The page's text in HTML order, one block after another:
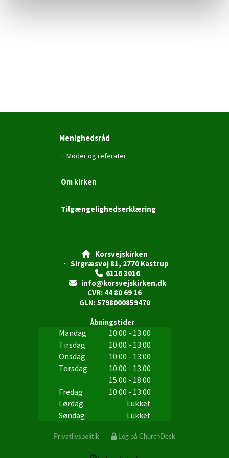
Menighedsråd
Møder og referater
Om kirken
Tilgængelighedserklæring
Korsvejskirken
· Sirgræsvej 81, 2770 Kastrup
 6116 3016

info@korsvejskirken.dk
CVR: 44 80 69 16
GLN: 5798000859470
Åbningstider
Mandag
10:00 - 13:00
Tirsdag
10:00 - 13:00
Onsdag
10:00 - 13:00
Torsdag
10:00 - 13:00
15:00 - 18:00
Fredag
10:00 - 13:00
Lørdag
Lukket
Søndag
Lukket
Privatlivspolitik Log på ChurchDesk